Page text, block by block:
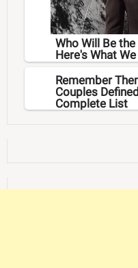
Who Will Be
Here's What
Remember
Couples
Complete List